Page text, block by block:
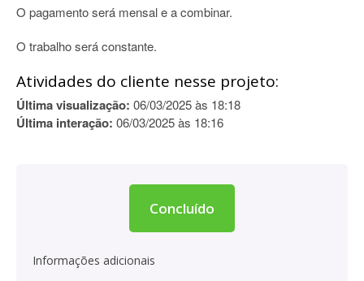
O pagamento será mensal e a combinar.
O trabalho será constante.
Atividades do cliente nesse projeto:
Última visualização: 06/03/2025 às 18:18
Última interação: 06/03/2025 às 18:16
Concluído
Informações adicionais